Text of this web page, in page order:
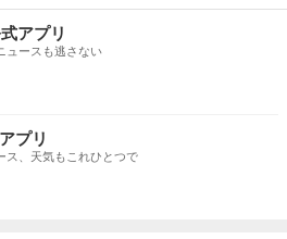
アプリ
ュースも逃さない
プリ
ス、天気もこれひとつで